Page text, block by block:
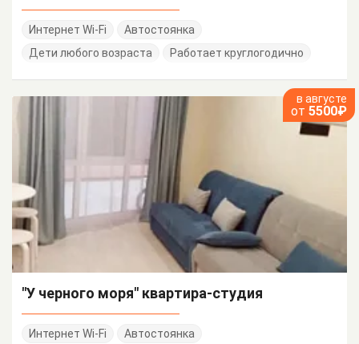
Интернет Wi-Fi
Автостоянка
Дети любого возраста
Работает круглогодично
в августе
от 5500₽
"У черного моря" квартира-студия
Интернет Wi-Fi
Автостоянка